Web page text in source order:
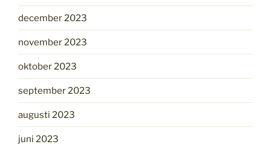
december 2023
november 2023
oktober 2023
september 2023
augusti 2023
juni 2023